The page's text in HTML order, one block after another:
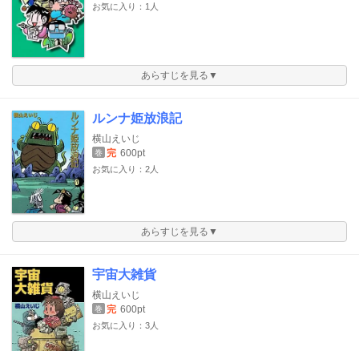
お気に入り：1人
あらすじを見る▼
ルンナ姫放浪記
横山えいじ
巻 完 600pt
お気に入り：2人
あらすじを見る▼
宇宙大雑貨
横山えいじ
巻 完 600pt
お気に入り：3人